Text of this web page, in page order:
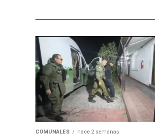
COMUNALES hace 2 semanas